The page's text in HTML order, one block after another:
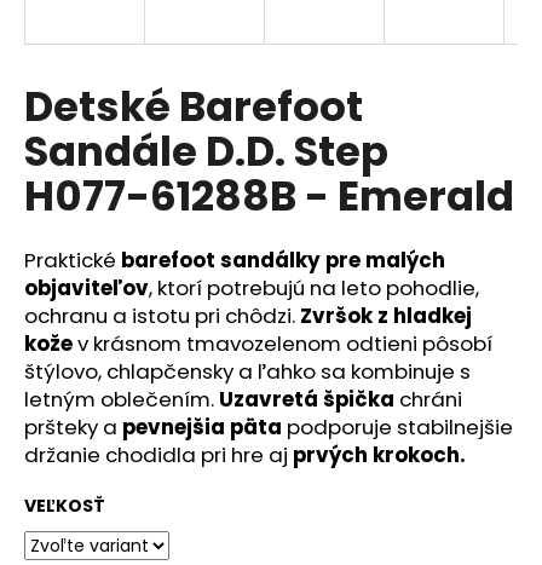
Detské Barefoot
Sandále D.D. Step
H077-61288B - Emerald
Praktické barefoot sandálky pre malých
objaviteľov, ktorí potrebujú na leto pohodlie,
ochranu a istotu pri chôdzi. Zvršok z hladkej
kožev krásnom tmavozelenom odtieni pôsobí
štýlovo, chlapčensky a ľahko sa kombinuje s
letným oblečením. Uzavretá špička chráni
pršteky a pevnejšia päta podporuje stabilnejšie
držanie chodidla pri hre aj prvých krokoch.
VEĽKOSŤ
s
ť
?
HĽADAŤ
O
d
p
o
r
ú
č